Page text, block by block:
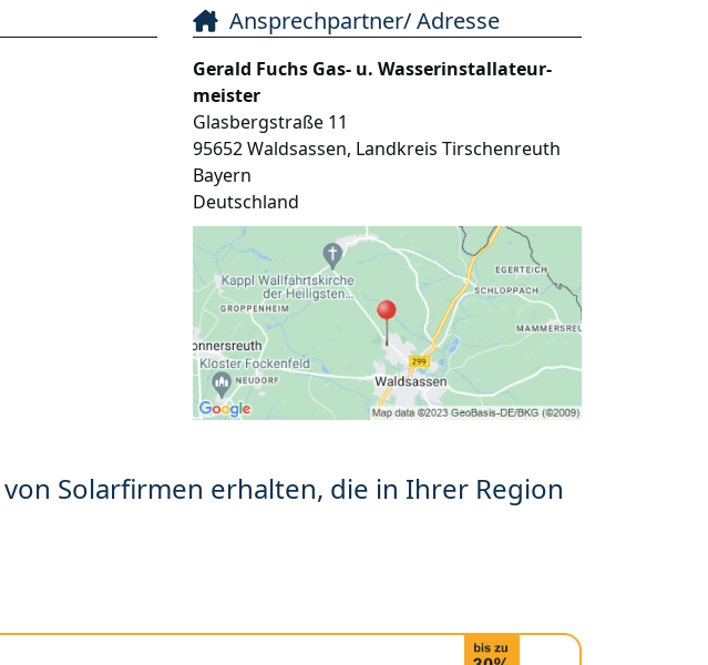
Ansprechpartner/ Adresse
Gerald Fuchs Gas- u. Wasserinstallateur-
meister
Glasbergstraße 11
95652Waldsassen, Landkreis Tirschenreuth
Bayern
Deutschland
Solarfirmen erhalten, die in Ihrer Region